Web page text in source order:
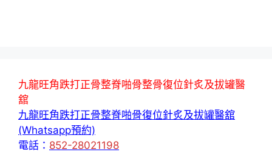
九龍旺角跌打正骨整脊啪骨整骨復位針炙及拔罐醫
舘
九龍旺角跌打正骨整脊啪骨復位針炙及拔罐醫舘
(Whatsapp預約)
電話： 852-28021198